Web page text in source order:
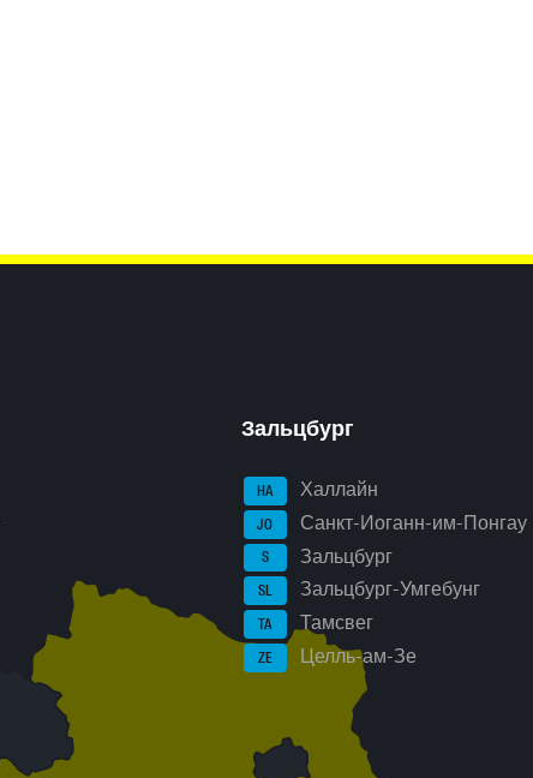
Зальцбург
HA Халлайн
JO Санкт-Иоганн-им-Понгау
S Зальцбург
SL Зальцбург-Умгебунг
TA Тамсвег
ZE Целль-ам-Зе